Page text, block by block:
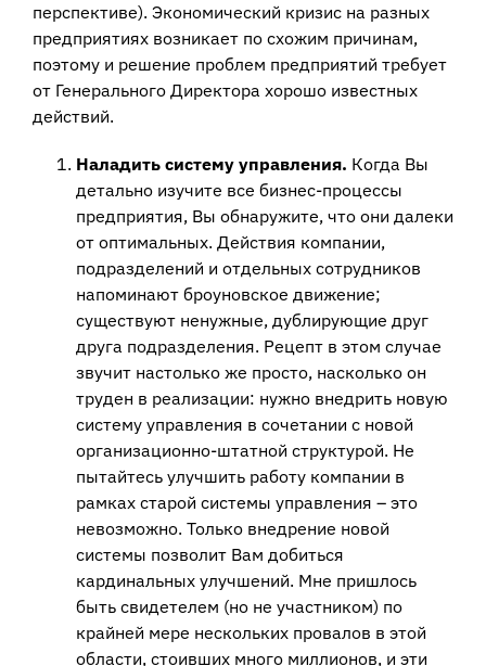
перспективе). Экономический кризис на разных
предприятиях возникает по схожим причинам,
поэтому и решение проблем предприятий требует
от Генерального Директора хорошо известных
действий.
Наладить систему управления. Когда Вы
детально изучите все бизнес-процессы
предприятия, Вы обнаружите, что они далеки
от оптимальных. Действия компании,
подразделений и отдельных сотрудников
напоминают броуновское движение;
существуют ненужные, дублирующие друг
друга подразделения. Рецепт в этом случае
звучит настолько же просто, насколько он
труден в реализации: нужно внедрить новую
систему управления в сочетании с новой
организационно-штатной структурой. Не
пытайтесь улучшить работу компании в
рамках старой системы управления – это
невозможно. Только внедрение новой
системы позволит Вам добиться
кардинальных улучшений. Мне пришлось
быть свидетелем (но не участником) по
крайней мере нескольких провалов в этой
области, стоивших много миллионов, и эти